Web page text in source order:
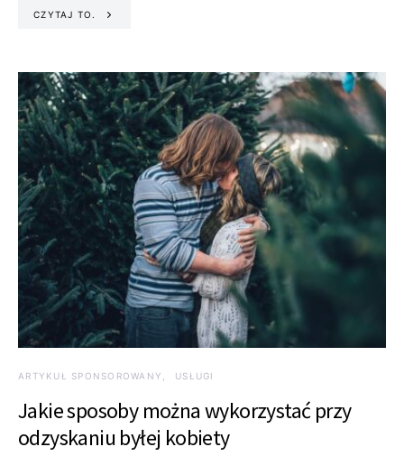
CZYTAJ TO.
ARTYKUŁ SPONSOROWANY USŁUGI
Jakie sposoby można wykorzystać przy
odzyskaniu byłej kobiety